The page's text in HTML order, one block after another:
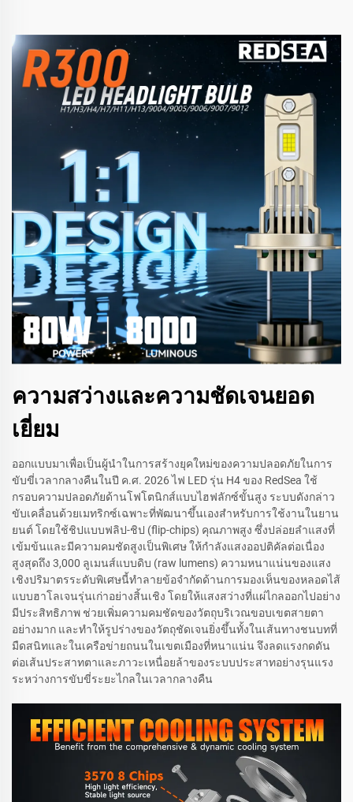
ความสว่างและความชัดเจนยอด
เยี่ยม
ออกแบบมาเพื่อเป็นผู้นำในการสร้างยุคใหม่ของความปลอดภัยในการ
ขับขี่เวลากลางคืนในปี ค.ศ. 2026 ไฟ LED รุ่น H4 ของ RedSea ใช้
กรอบความปลอดภัยด้านโฟโตนิกส์แบบไฮฟลักซ์ขั้นสูง ระบบดังกล่าว
ขับเคลื่อนด้วยเมทริกซ์เฉพาะที่พัฒนาขึ้นเองสำหรับการใช้งานในยาน
ยนต์ โดยใช้ชิปแบบฟลิป-ชิป (flip-chips) คุณภาพสูง ซึ่งปล่อยลำแสงที่
เข้มข้นและมีความคมชัดสูงเป็นพิเศษ ให้กำลังแสงออปติคัลต่อเนื่อง
สูงสุดถึง 3,000 ลูเมนส์แบบดิบ (raw lumens) ความหนาแน่นของแสง
เชิงปริมาตรระดับพิเศษนี้ทำลายข้อจำกัดด้านการมองเห็นของหลอดไส้
แบบฮาโลเจนรุ่นเก่าอย่างสิ้นเชิง โดยให้แสงสว่างที่แผ่ไกลออกไปอย่าง
มีประสิทธิภาพ ช่วยเพิ่มความคมชัดของวัตถุบริเวณขอบเขตสายตา
อย่างมาก และทำให้รูปร่างของวัตถุชัดเจนยิ่งขึ้นทั้งในเส้นทางชนบทที่
มืดสนิทและในเครือข่ายถนนในเขตเมืองที่หนาแน่น จึงลดแรงกดดัน
ต่อเส้นประสาทตาและภาวะเหนื่อยล้าของระบบประสาทอย่างรุนแรง
ระหว่างการขับขี่ระยะไกลในเวลากลางคืน